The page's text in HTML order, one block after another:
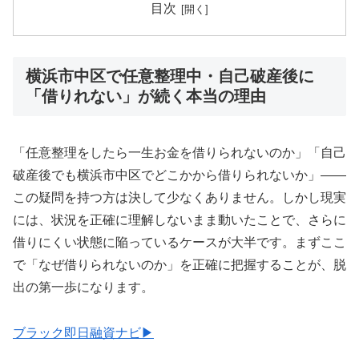
目次
横浜市中区で任意整理中・自己破産後に
「借りれない」が続く本当の理由
「任意整理をしたら一生お金を借りられないのか」「自己
破産後でも横浜市中区でどこかから借りられないか」——
この疑問を持つ方は決して少なくありません。しかし現実
には、状況を正確に理解しないまま動いたことで、さらに
借りにくい状態に陥っているケースが大半です。まずここ
で「なぜ借りられないのか」を正確に把握することが、脱
出の第一歩になります。
ブラック即日融資ナビ▶